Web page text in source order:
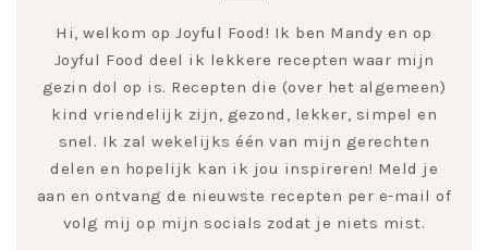
Hi, welkom op Joyful Food! Ik ben Mandy en op
Joyful Food deel ik lekkere recepten waar mijn
gezin dol op is. Recepten die (over het algemeen)
kind vriendelijk zijn, gezond, lekker, simpel en
snel. Ik zal wekelijks één van mijn gerechten
delen en hopelijk kan ik jou inspireren! Meld je
aan en ontvang de nieuwste recepten per e-mail of
volg mij op mijn socials zodat je niets mist.